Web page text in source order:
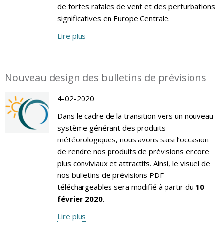
de fortes rafales de vent et des perturbations
significatives en Europe Centrale.
Lire plus
Nouveau design des bulletins de prévisions
4-02-2020
Dans le cadre de la transition vers un nouveau
système générant des produits
météorologiques, nous avons saisi l’occasion
de rendre nos produits de prévisions encore
plus conviviaux et attractifs. Ainsi, le visuel de
nos bulletins de prévisions PDF
téléchargeables sera modifié à partir du 10
février 2020.
Lire plus